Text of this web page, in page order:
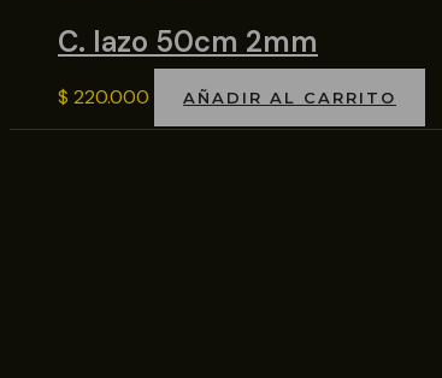
C. lazo 50cm 2mm
$ 220.000 AÑADIR AL CARRITO